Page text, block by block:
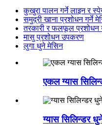
कुखुरा पालन गर्ने लाइन र
समुद्री खाना प्रशोधन गर्ने
तरकारी र फलफूल
मासु प्रशोधन उपकरण
लुगा धुने मेसिन
एकल ग्यास
ग्यास सिलिन्डर